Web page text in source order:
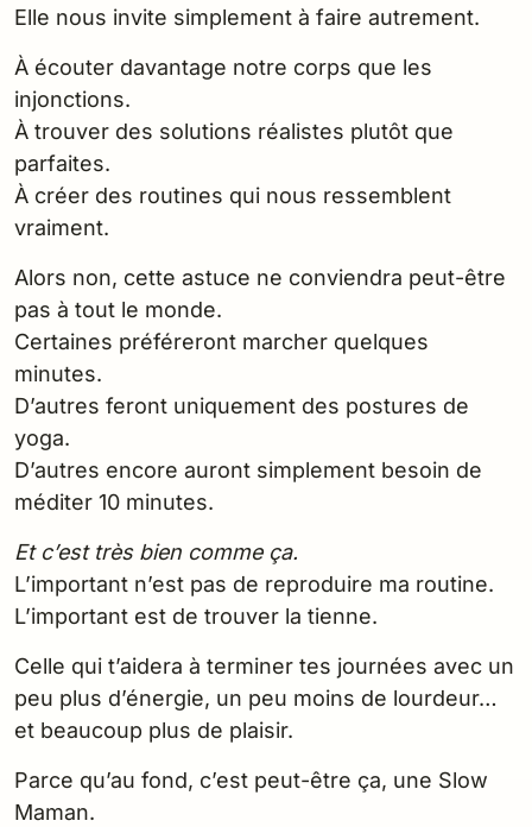
Elle nous invite simplement à faire autrement.
À écouter davantage notre corps que les
injonctions.
À trouver des solutions réalistes plutôt que
parfaites.
À créer des routines qui nous ressemblent
vraiment.
Alors non, cette astuce ne conviendra peut-être
pas à tout le monde.
Certaines préféreront marcher quelques
minutes.
D’autres feront uniquement des postures de
yoga.
D’autres encore auront simplement besoin de
méditer 10 minutes.
Et c’est très bien comme ça.
L’important n’est pas de reproduire ma routine.
L’important est de trouver la tienne.
Celle qui t’aidera à terminer tes journées avec un
peu plus d’énergie, un peu moins de lourdeur…
et beaucoup plus de plaisir.
Parce qu’au fond, c’est peut-être ça, une Slow
Maman.